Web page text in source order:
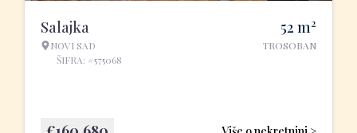
Salajka
NOVI SAD
ŠIFRA: #575068
52 m2
TROSOBAN